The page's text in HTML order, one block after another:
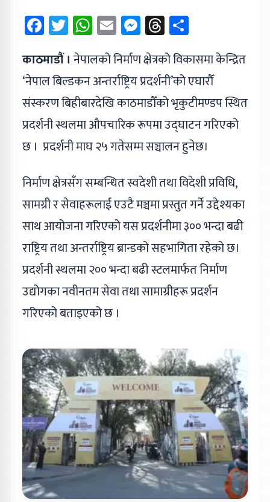
Facebook
Twitter
WhatsApp
EmailMessenger
Threads
काठमाडौं । नेपालको निर्माण क्षेत्रको विकासमा केन्द्रित
‘नेपाल बिल्डकन अन्तर्राष्ट्रिय प्रदर्शनी’को एघारौँ
संस्करण बिहीबारदेखि काठमाडौँको भृकुटीमण्डप स्थित
प्रदर्शनी स्थलमा औपचारिक रूपमा उद्घाटन गरिएको
छ । प्रदर्शनी माघ २५ गतेसम्म सञ्चालन हुनेछ।
निर्माण क्षेत्रसँग सम्बन्धित स्वदेशी तथा विदेशी प्रविधि,
सामग्री र सेवाहरूलाई एउटै मञ्चमा प्रस्तुत गर्ने उद्देश्यका
साथ आयोजना गरिएको यस प्रदर्शनीमा ३०० भन्दा बढी
राष्ट्रिय तथा अन्तर्राष्ट्रिय ब्रान्डको सहभागिता रहेको छ।
प्रदर्शनी स्थलमा २०० भन्दा बढी स्टलमार्फत निर्माण
उद्योगका नवीनतम सेवा तथा सामाग्रीहरू प्रदर्शन
गरिएको बताइएको छ ।